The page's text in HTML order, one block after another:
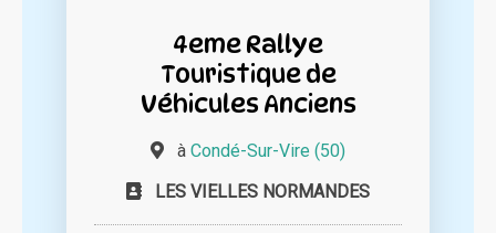
4eme Rallye
Touristique de
Véhicules Anciens
à Condé-Sur-Vire (50)
LES VIELLES NORMANDES